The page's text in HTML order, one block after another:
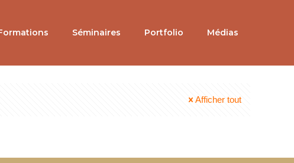
Séminaires Portfolio Médias
Afficher tout